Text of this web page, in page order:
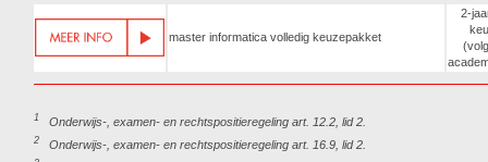
master informatica volledig keuzepakket
2-
1 Onderwijs-, examen- en rechtspositieregeling art. 12.2, lid 2.
2 Onderwijs-, examen- en rechtspositieregeling art. 16.9, lid 2.